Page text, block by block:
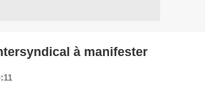
à manifester